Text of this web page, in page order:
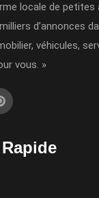
locale de petites
d’annonces
véhicules,
vous. »